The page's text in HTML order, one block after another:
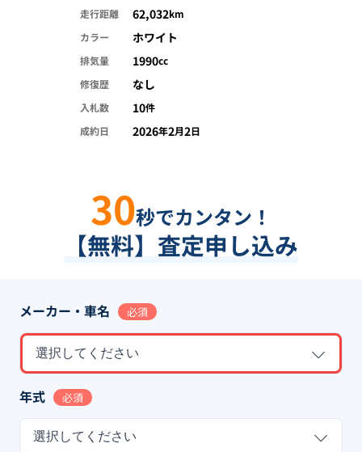
走行距離 62,032km
カラー
ホワイト
排気量 1990cc
修復歴
なし
入札数 10件
成約日
2026年2月2日
30秒でカンタン！
【無料】査定申し込み
メーカー・車名 必須
選択してください
年式 必須
選択してください